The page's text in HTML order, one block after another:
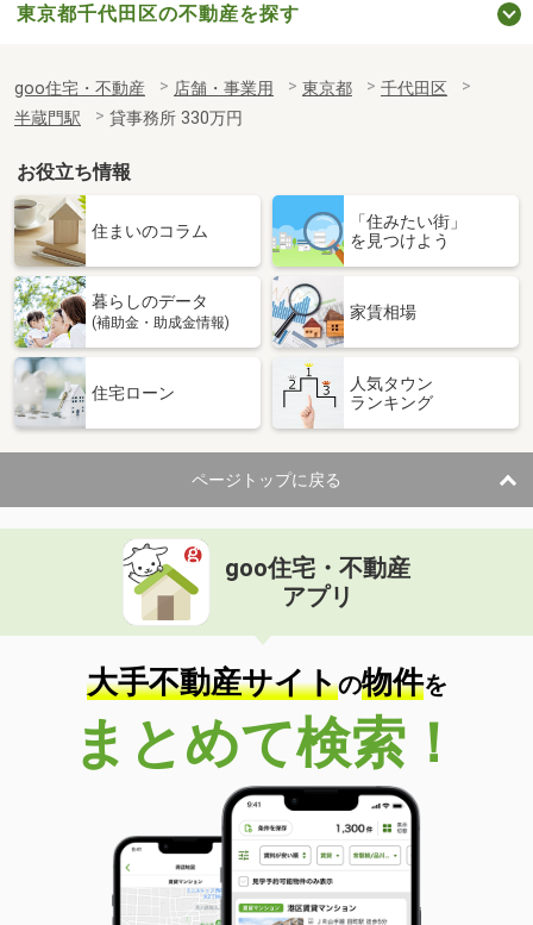
東京都千代田区の不動産を探す
goo住宅・不動産 店舗・事業用 東京都
千代田区
半蔵門駅
貸事務所 330万円
お役立ち情報
住まいのコラム
「住みたい街」
を見つけよう
暮らしのデータ
(補助金・助成金情報)
家賃相場
住宅ローン
人気タウン
ランキング
ページトップに戻る
goo住宅・不動産
アプリ
大手不動産サイトの物件を
まとめて検索！